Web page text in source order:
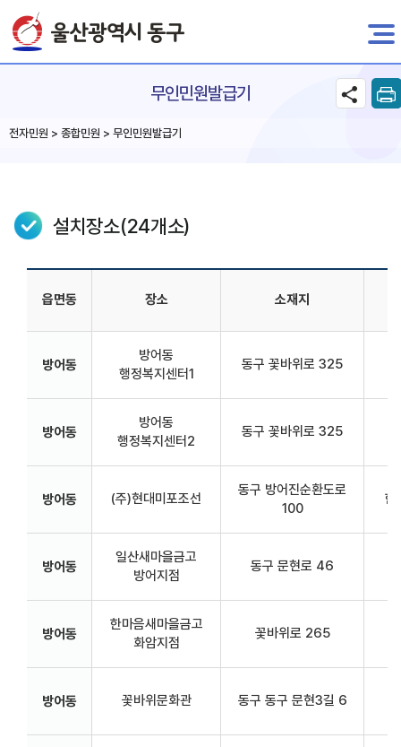
전자민원
무인민원발급기
전자민원 > 종합민원 > 무인민원발급기
설치장소(24개소)
읍면동 장소 소재지
방어동
방어동
행정복지센터1
동구 꽃바위로 325
방어동
방어동
행정복지센터2
동구 꽃바위로 325
방어동 (주)현대미포조선
동구 방어진순환도로
100
한
방어동
일산새마을금고
방어지점
동구 문현로 46
방어동
한마음새마을금고
화암지점
꽃바위로 265
방어동 꽃바위문화관 동구 동구 문현3길 6